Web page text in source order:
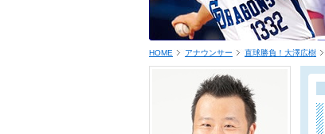
HOME アナウンサー 直球勝負！大澤広樹